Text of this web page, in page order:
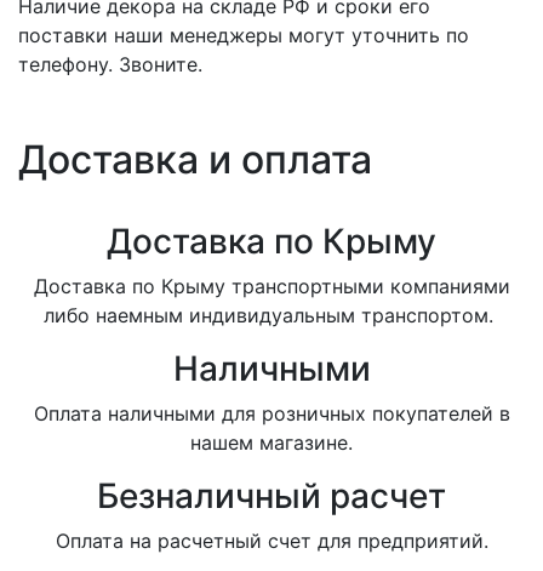
Наличие декора на складе РФ и сроки его
поставки наши менеджеры могут уточнить по
телефону. Звоните.
Доставка и оплата
Доставка по Крыму
Доставка по Крыму транспортными компаниями
либо наемным индивидуальным транспортом.
Наличными
Оплата наличными для розничных покупателей в
нашем магазине.
Безналичный расчет
Оплата на расчетный счет для предприятий.